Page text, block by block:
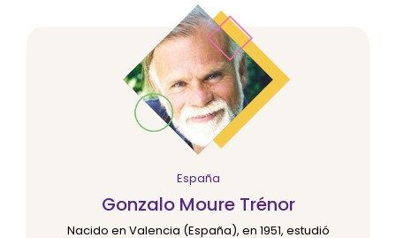
España
Gonzalo Moure Trénor
Nacido en Valencia (España), en 1951, estudió